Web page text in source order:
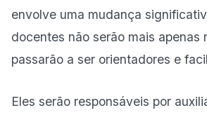
envolve uma mudança
docentes não serão mais
passarão a ser orientadores e
Eles serão responsáveis por